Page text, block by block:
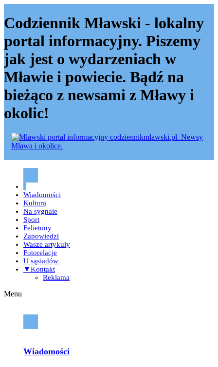
Codziennik Mławski - lokalny
portal informacyjny. Piszemy
jak jest o wydarzeniach w
Mławie i powiecie. Bądź na
bieżąco z newsami z Mławy i
okolic!
Codziennik mławski – Mława
Wiadomości
Kultura
Na sygnale
Sport
Felietony
Zapowiedzi
Wasze artykuły
Fotorelacje
U sąsiadów
▼Kontakt
Reklama
Menu
Wiadomości